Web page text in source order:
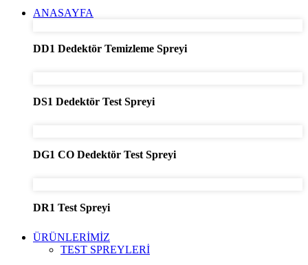
ANASAYFA
DD1 Dedektör Temizleme Spreyi
DS1 Dedektör Test Spreyi
DG1 CO Dedektör Test Spreyi
DR1 Test Spreyi
ÜRÜNLERİMİZ
TEST SPREYLERİ